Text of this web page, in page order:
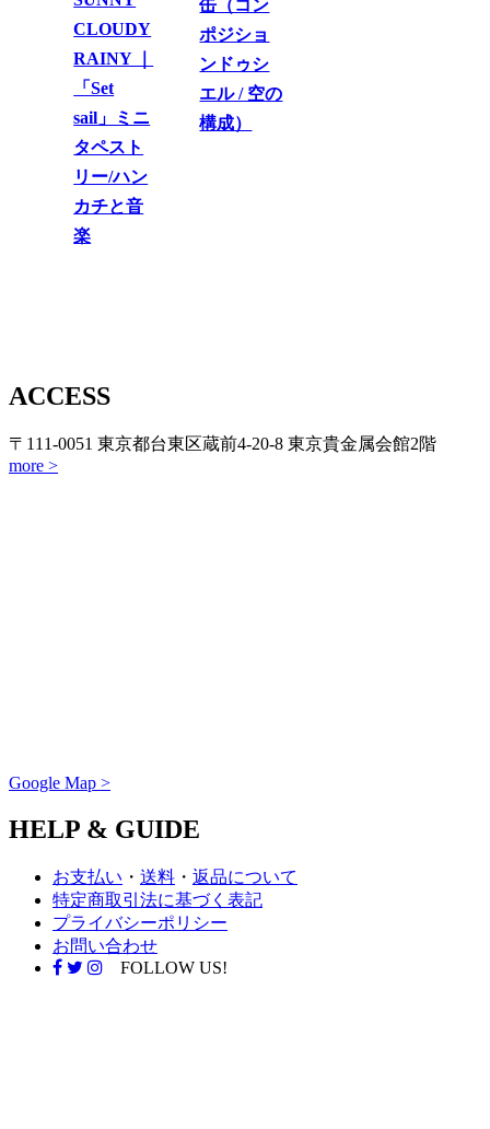
CLOUDY
RAINY ｜
「Set
sail」ミニ
タペスト
リー/ハン
カチと音
楽
缶（コン
ポジショ
ンドゥシ
エル / 空の
構成）
ACCESS
〒111-0051 東京都台東区蔵前4-20-8 東京貴金属会館2階
more >
Google Map >
HELP & GUIDE
お支払い ・ 送料 ・ 返品について
特定商取引法に基づく表記
プライバシーポリシー
お問い合わせ
FOLLOW US!